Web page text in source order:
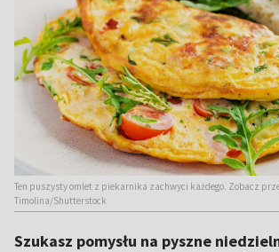
Ten puszysty omlet z piekarnika zachwyci każdego. Zobacz
Timolina/Shutterstock
Szukasz pomysłu na pyszne